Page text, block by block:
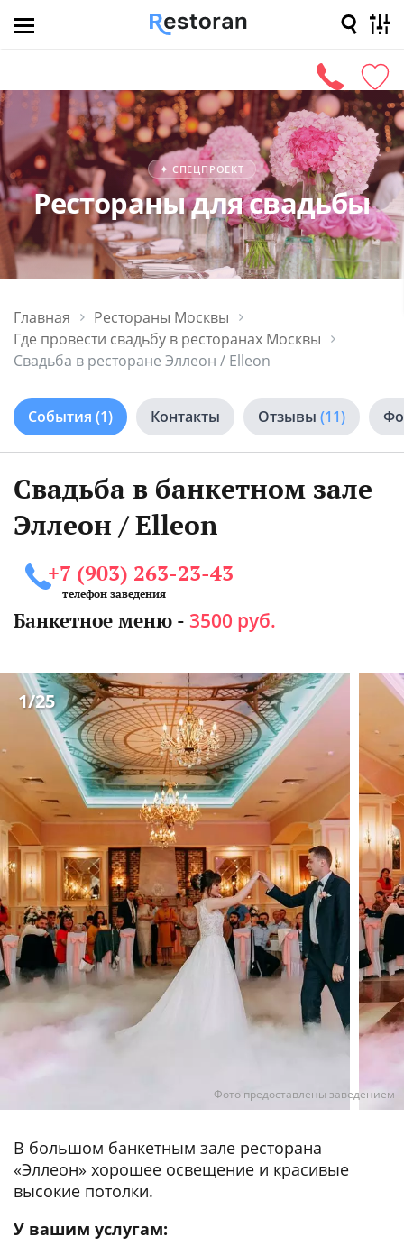
Афиша
✦ СПЕЦПРОЕКТ
Рестораны для свадьбы
Главная
Рестораны Москвы
Где провести свадьбу в ресторанах Москвы
Свадьба в ресторане Эллеон / Elleon
События (1) Контакты Отзывы (11)
Свадьба в банкетном зале
Эллеон / Elleon
+7 (903) 263-23-43
телефон заведения
Банкетное меню - 3500 руб.
1/25
Фото предоставлены заведением
В большом банкетным зале ресторана
«Эллеон» хорошее освещение и красивые
высокие потолки.
У вашим услугам: